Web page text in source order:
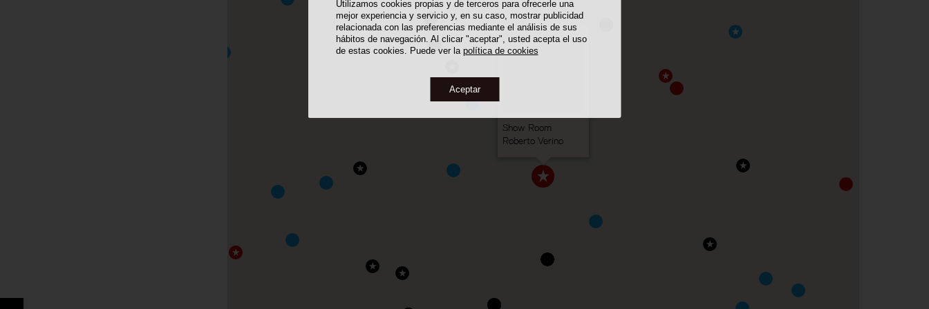
Utilizamos cookies propias y de terceros para ofrecerle una
mejor experiencia y servicio y, en su caso, mostrar publicidad
relacionada con las preferencias mediante el análisis de sus
hábitos de navegación. Al clicar "aceptar", usted acepta el uso
de estas cookies. Puede ver la política de cookies
Aceptar
Show Room
Roberto Verino